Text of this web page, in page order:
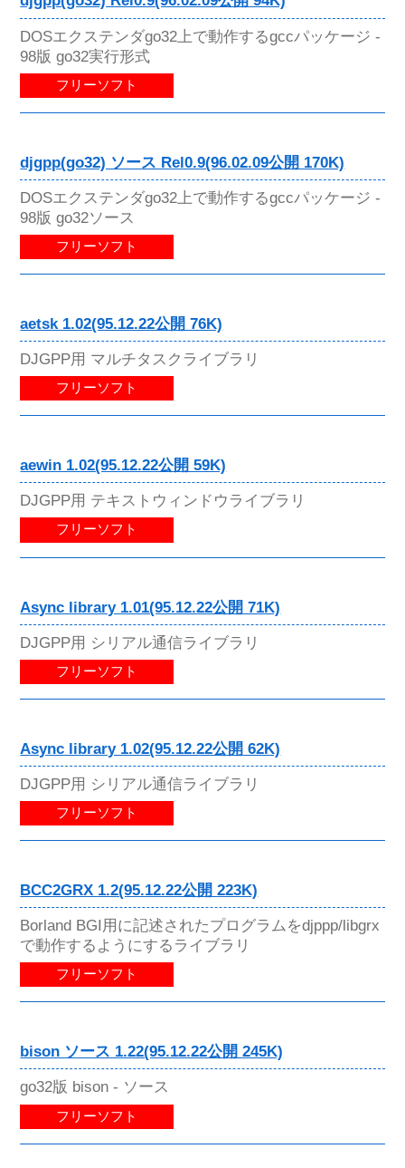
DOSエクステンダgo32上で動作するgccパッケージ -
98版 go32実行形式
フリーソフト
djgpp(go32) ソース Rel0.9(96.02.09公開 170K)
DOSエクステンダgo32上で動作するgccパッケージ -
98版 go32ソース
フリーソフト
aetsk 1.02(95.12.22公開 76K)
DJGPP用 マルチタスクライブラリ
フリーソフト
aewin 1.02(95.12.22公開 59K)
DJGPP用 テキストウィンドウライブラリ
フリーソフト
Async library 1.01(95.12.22公開 71K)
DJGPP用 シリアル通信ライブラリ
フリーソフト
Async library 1.02(95.12.22公開 62K)
DJGPP用 シリアル通信ライブラリ
フリーソフト
BCC2GRX 1.2(95.12.22公開 223K)
Borland BGI用に記述されたプログラムをdjppp/libgrx
で動作するようにするライブラリ
フリーソフト
bison ソース 1.22(95.12.22公開 245K)
go32版 bison - ソース
フリーソフト